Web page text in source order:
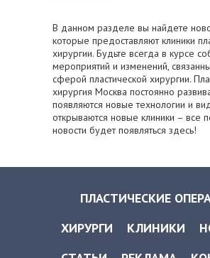
В данном разделе вы найдете
которые предоставляют клиники
хирургии. Будьте всегда в курсе
мероприятий и изменений,
сферой пластической хирургии.
хирургия Москва постоянно
появляются новые технологии и
открываются новые клиники – все
новости будет появляться здесь!
ПЛАСТИЧЕСКИЕ
ХИРУРГИ
КЛИНИКИ